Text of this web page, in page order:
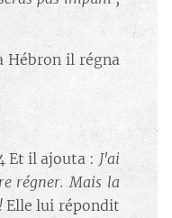
Hébron il régna
Et il ajouta : J'ai
régner. Mais la
Elle lui répondit